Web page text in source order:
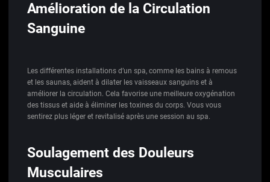
Amélioration de la Circulation
Sanguine
Les différentes installations d’un spa, comme les bains à remous
et les saunas, aident à dilater les vaisseaux sanguins et à
améliorer la circulation. Cela favorise une meilleure oxygénation
des tissus et aide à éliminer les toxines du corps. Vous vous
sentirez plus léger et revitalisé après une session au spa.
Soulagement des Douleurs
Musculaires